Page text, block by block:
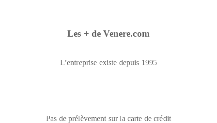
Les + de Venere.com
L’entreprise existe depuis 1995
Pas de prélèvement sur la carte de crédit